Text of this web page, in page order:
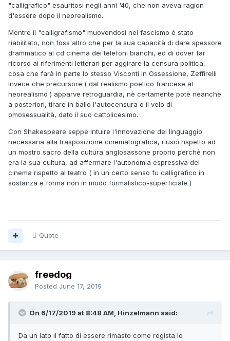
"calligrafico" esauritosi negli anni '40, che non aveva ragion
d'essere dopo il neorealismo.
Mentre il "calligrafismo" muovendosi nel fascismo è stato
riabilitato, non foss'altro che per la sua capacità di dare spessore
drammatico al cd cinema dei telefoni bianchi, ed di dover far
ricorso ai riferimenti letterari per aggirare la censura politica,
cosa che farà in parte lo stesso Visconti in Ossessione, Zeffirelli
invece che precursore ( dal realismo poetico francese al
neorealismo ) apparve retroguardia, nè certamente potè neanche
a posteriori, tirare in ballo l'autocensura o il velo di
omosessualità, dato il suo cattolicesimo.
Con Shakespeare seppe intuire l'innovazione del linguaggio
necessaria alla trasposizione cinematografica, riuscì rispetto ad
un mostro sacro della cultura anglosassone proprio perchè non
era la sua cultura, ad affermare l'autonomia espressiva del
cinema rispetto al teatro ( in un certo senso fu calligrafico in
sostanza e forma non in modo formalistico-superficiale )
Quote
freedog
Posted June 17, 2019
On 6/17/2019 at 8:48 AM, Hinzelmann said:
Da un lato il fatto di essere rimasto come regista lo